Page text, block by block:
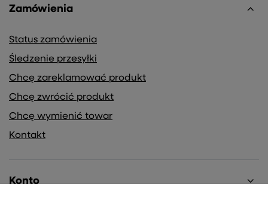
Zamówienia
Status zamówienia
Śledzenie przesyłki
Chcę zareklamować produkt
Chcę zwrócić produkt
Chcę wymienić towar
Kontakt
Konto